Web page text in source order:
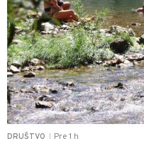
DRUŠTVO Pre 1 h